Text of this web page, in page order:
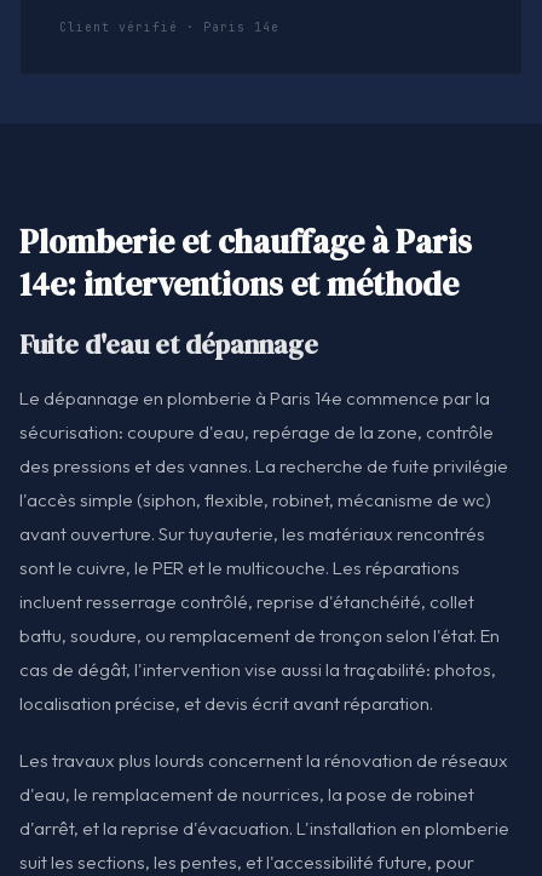
Client vérifié · Paris 14e
Plomberie et chauffage à Paris
14e: interventions et méthode
Fuite d'eau et dépannage
Le dépannage en plomberie à Paris 14e commence par la
sécurisation: coupure d'eau, repérage de la zone, contrôle
des pressions et des vannes. La recherche de fuite privilégie
l'accès simple (siphon, flexible, robinet, mécanisme de wc)
avant ouverture. Sur tuyauterie, les matériaux rencontrés
sont le cuivre, le PER et le multicouche. Les réparations
incluent resserrage contrôlé, reprise d'étanchéité, collet
battu, soudure, ou remplacement de tronçon selon l'état. En
cas de dégât, l'intervention vise aussi la traçabilité: photos,
localisation précise, et devis écrit avant réparation.
Les travaux plus lourds concernent la rénovation de réseaux
d'eau, le remplacement de nourrices, la pose de robinet
d'arrêt, et la reprise d'évacuation. L'installation en plomberie
suit les sections, les pentes, et l'accessibilité future, pour